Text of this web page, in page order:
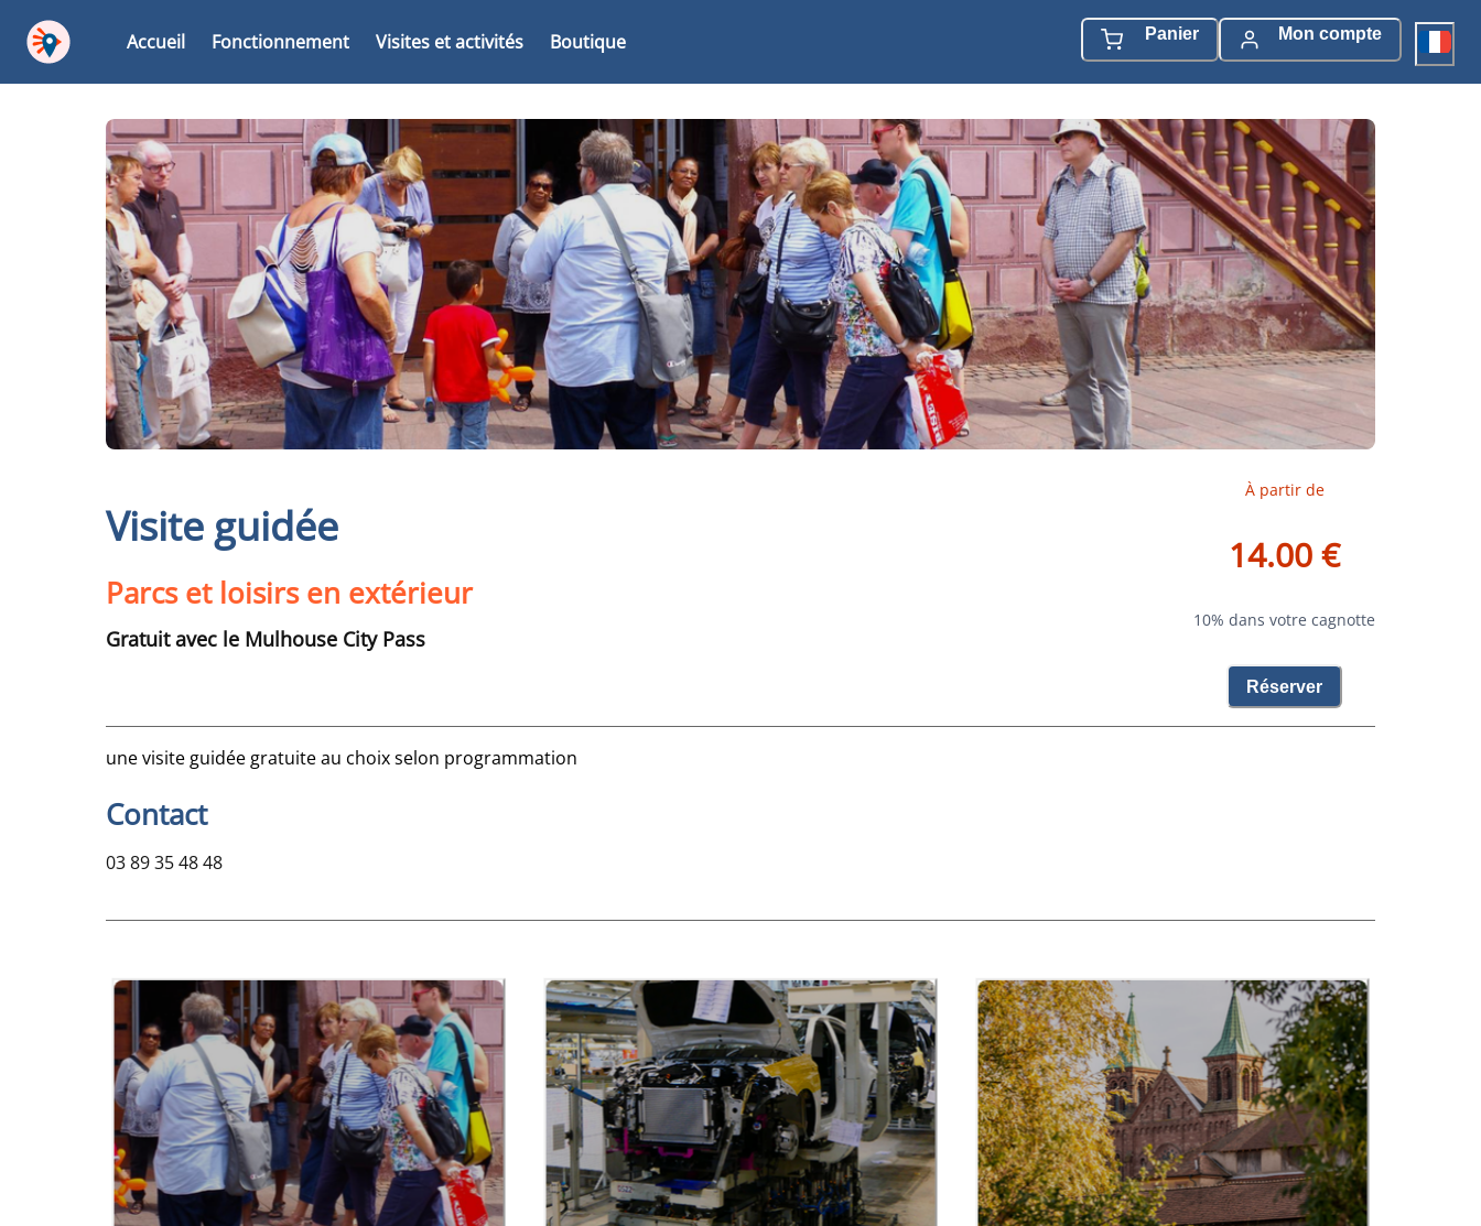
Accueil Fonctionnement Visites et activités Boutique Panier Mon compte
Visite guidée
Parcs et loisirs en extérieur
Gratuit avec le Mulhouse City Pass
À partir de
14.00 €
10% dans votre cagnotte
Réserver
une visite guidée gratuite au choix selon programmation
Contact
03 89 35 48 48